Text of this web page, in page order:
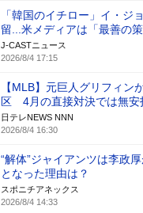
「韓国のイチロー」イ・
留...米メディアは「最善の
J-CASTニュース
2026/8/4 17:15
【MLB】元巨人グリフィ
区 4月の直接対決では無安
日テレNEWS NNN
2026/8/4 16:30
“解体”ジャイアンツは李政
となった理由は？
スポニチアネックス
2026/8/4 14:33